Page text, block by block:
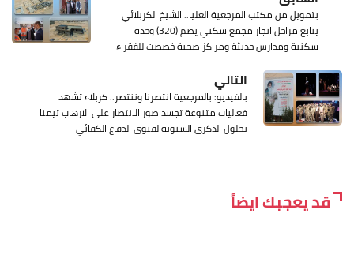
بتمويل من مكتب المرجعية العليا.. الشيخ الكربلائي
يتابع مراحل انجاز مجمع سكني يضم (320) وحدة
سكنية ومدارس حديثة ومراكز صحية خصصت للفقراء
التالي
بالفيديو: بالمرجعية انتصرنا وننتصر.. كربلاء تشهد
فعاليات متنوعة تجسد صور الانتصار على الارهاب تيمنا
بحلول الذكرى السنوية لفتوى الدفاع الكفائي
قد يعجبك ايضاً